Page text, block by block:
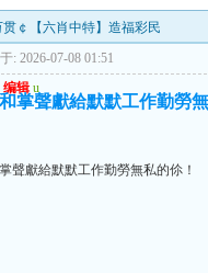
￠【六肖中特】造福彩民
: 2026-07-08 01:51
编辑 u
掌聲獻給默默工作勤勞
聲獻給默默工作勤勞無私的伱！